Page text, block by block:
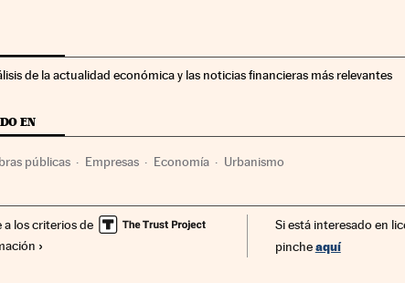
de la actualidad económica y las noticias financieras más relevantes
EN
públicas Empresas Economía Urbanismo
a los criterios de
Si está interesado en
pincheaquí